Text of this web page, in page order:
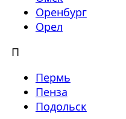
Оренбург
Орел
П
Пермь
Пенза
Подольск